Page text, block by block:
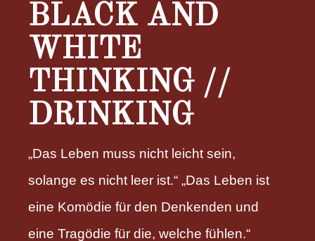
BLACK AND
WHITE
THINKING //
DRINKING
„Das Leben muss nicht leicht sein,
solange es nicht leer ist.“ „Das Leben ist
eine Komödie für den Denkenden und
eine Tragödie für die, welche fühlen.“